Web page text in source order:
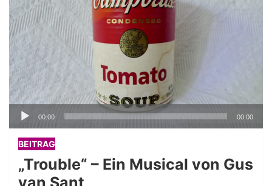
Audio-
Player
00:00 00:00
BEITRAG
„Trouble“ – Ein Musical von Gus